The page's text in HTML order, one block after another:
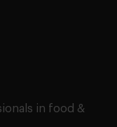
in food &